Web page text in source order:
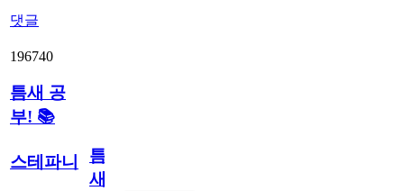
댓글
196740
틈새 공
부! 📚
스테파니
틈
새